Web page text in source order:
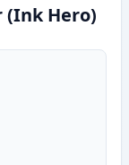
(Ink Hero)